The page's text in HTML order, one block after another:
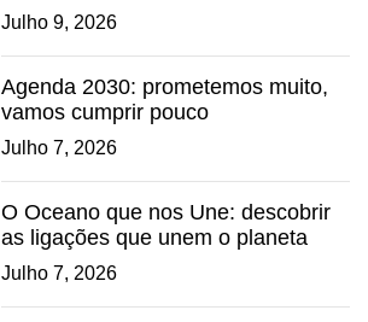
Julho 9, 2026
Agenda 2030: prometemos muito,
vamos cumprir pouco
Julho 7, 2026
O Oceano que nos Une: descobrir
as ligações que unem o planeta
Julho 7, 2026